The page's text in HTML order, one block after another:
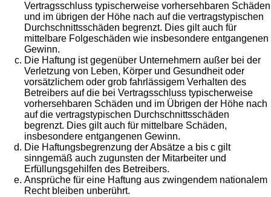
Vertragsschluss typischerweise vorhersehbaren Schäden
und im übrigen der Höhe nach auf die vertragstypischen
Durchschnittsschäden begrenzt. Dies gilt auch für
mittelbare Folgeschäden wie insbesondere entgangenen
Gewinn.
Die Haftung ist gegenüber Unternehmern außer bei der
Verletzung von Leben, Körper und Gesundheit oder
vorsätzlichem oder grob fahrlässigem Verhalten des
Betreibers auf die bei Vertragsschluss typischerweise
vorhersehbaren Schäden und im Übrigen der Höhe nach
auf die vertragstypischen Durchschnittsschäden
begrenzt. Dies gilt auch für mittelbare Schäden,
insbesondere entgangenen Gewinn.
Die Haftungsbegrenzung der Absätze a bis c gilt
sinngemäß auch zugunsten der Mitarbeiter und
Erfüllungsgehilfen des Betreibers.
Ansprüche für eine Haftung aus zwingendem nationalem
Recht bleiben unberührt.